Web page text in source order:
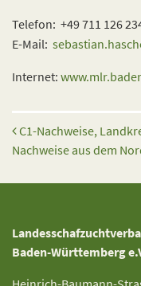
Telefon: +49 711 126
E-Mail:
Internet:
Beitrags-
C1-Nachweise,
Nachweise aus dem
Baden-Württemberg